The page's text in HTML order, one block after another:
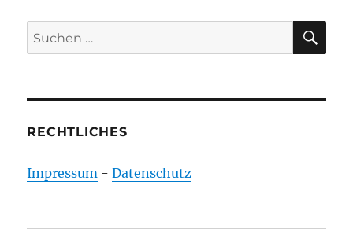
Suchen
nach:
RECHTLICHES
Impressum -Datenschutz